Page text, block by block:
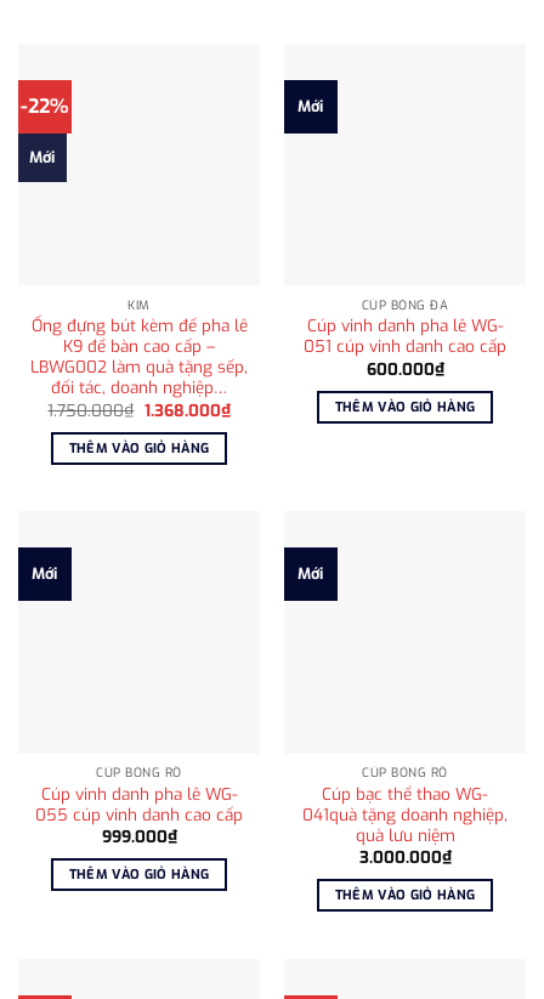
-22%
Mới
KIM
Ống đựng bút kèm đế pha lê
K9 để bàn cao cấp –
LBWG002 làm quà tặng sếp,
đối tác, doanh nghiệp…
1.750.000₫ Giá
là:
1.750.000₫.
1.368.000₫Giá
hiện
THÊM VÀO GIỎ HÀNG
Mới
CÚP BÓNG ĐÁ
Cúp vinh danh pha lê WG-
051 cúp vinh danh cao cấp
600.000₫
THÊM VÀO GIỎ HÀNG
Mới
CÚP BÓNG RỔ
Cúp vinh danh pha lê WG-
055 cúp vinh danh cao cấp
999.000₫
THÊM VÀO GIỎ HÀNG
Mới
CÚP BÓNG RỔ
Cúp bạc thể thao WG-
041quà tặng doanh nghiệp,
quà lưu niệm
3.000.000₫
THÊM VÀO GIỎ HÀNG